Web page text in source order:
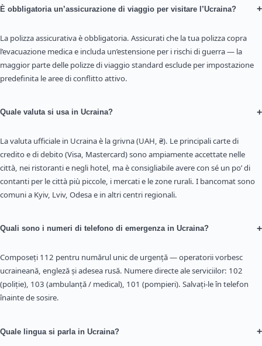
È obbligatoria un’assicurazione di viaggio per visitare l’Ucraina? +
La polizza assicurativa è obbligatoria. Assicurati che la tua polizza copra
l’evacuazione medica e includa un’estensione per i rischi di guerra — la
maggior parte delle polizze di viaggio standard esclude per impostazione
predefinita le aree di conflitto attivo.
Quale valuta si usa in Ucraina? +
La valuta ufficiale in Ucraina è la grivna (UAH, ₴). Le principali carte di
credito e di debito (Visa, Mastercard) sono ampiamente accettate nelle
città, nei ristoranti e negli hotel, ma è consigliabile avere con sé un po’ di
contanti per le città più piccole, i mercati e le zone rurali. I bancomat sono
comuni a Kyiv, Lviv, Odesa e in altri centri regionali.
Quali sono i numeri di telefono di emergenza in Ucraina? +
Composeți 112 pentru numărul unic de urgență — operatorii vorbesc
ucraineană, engleză și adesea rusă. Numere directe ale serviciilor: 102
(poliție), 103 (ambulanță / medical), 101 (pompieri). Salvați-le în telefon
înainte de sosire.
Quale lingua si parla in Ucraina? +